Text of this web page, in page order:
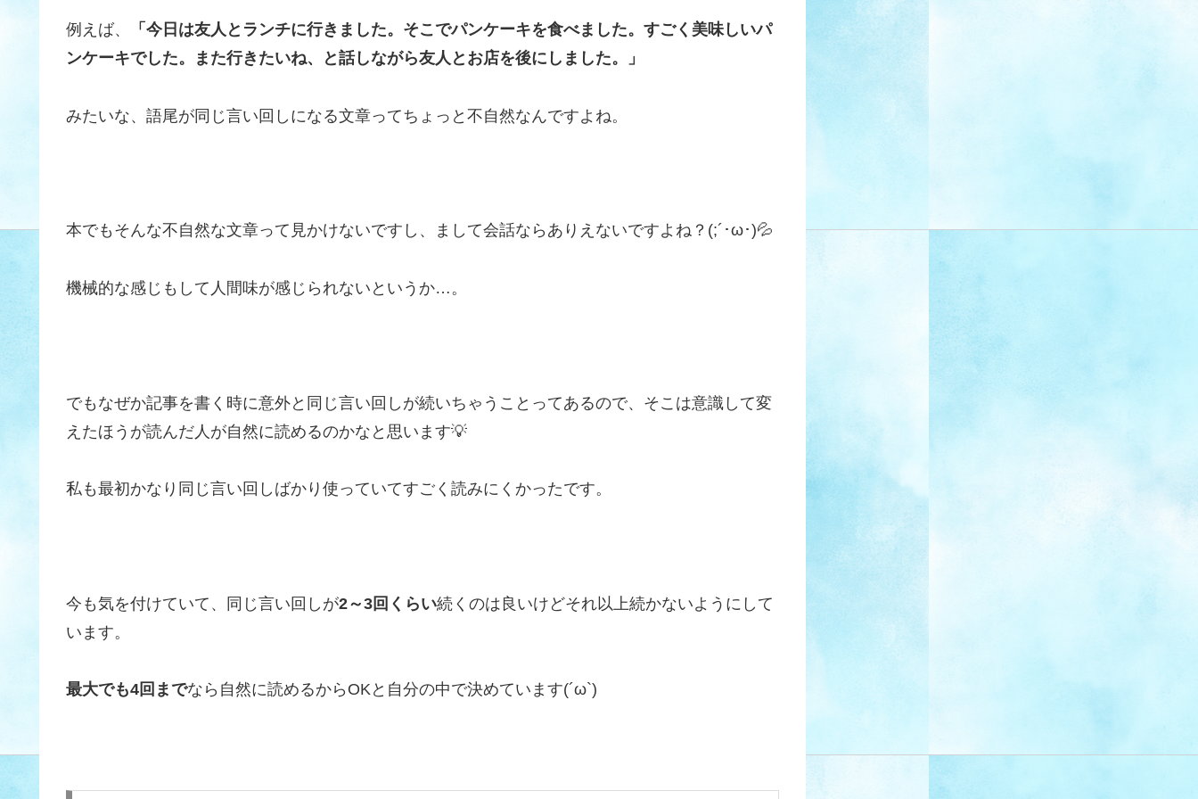
例えば、
「今日は友人とランチに行きました。そこでパンケーキを食べました。すごく美味しいパ
ンケーキでした。また行きたいね、と話しながら友人とお店を後にしました。」
みたいな、語尾が同じ言い回しになる文章ってちょっと不自然なんですよね。
本でもそんな不自然な文章って見かけないですし、まして会話ならありえないですよね？(;´･ω･)💦
機械的な感じもして人間味が感じられないというか…。
でもなぜか記事を書く時に意外と同じ言い回しが続いちゃうことってあるので、そこは意識して変
えたほうが読んだ人が自然に読めるのかなと思います💡
私も最初かなり同じ言い回しばかり使っていてすごく読みにくかったです。
今も気を付けていて、同じ言い回しが2～3回くらい続くのは良いけどそれ以上続かないようにして
います。
最大でも4回までなら自然に読めるからOKと自分の中で決めています(´ω`)